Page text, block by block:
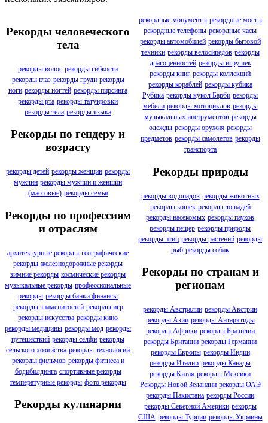
Рекорды человеческого
тела
рекорды волос рекорды гибкости
рекорды глаз рекорды груди рекорды
ноги рекорды ногтей рекорды пирсинга
рекорды рта рекорды татуировки
рекорды тела рекорды языка
Рекорды по гендеру и
возрасту
рекорды детей рекорды женщин рекорды
мужчин рекорды мужчин и женщин
(массовые) рекорды семья
Рекорды по профессиям
и отраслям
архитектурные рекорды географические
рекорды железнодорожные рекорды
зимние рекорды космические рекорды
музыкальные рекорды профессиональные
рекорды рекорды банки финансы
рекорды знаменитостей рекорды игр
рекорды искусства рекорды кино
рекорды медицины рекорды мод рекорды
путешествий рекорды селфи рекорды
сельского хозяйства рекорды технологий
рекорды фильмов рекорды фитнеса и
бодибилдинга спортивные рекорды
температурные рекорды фото рекорды
Рекорды кулинарии
рекордные монументы рекордные мосты
рекордные телефоны рекордные часы
рекорды автомобилей рекорды бытовой
техники рекорды велосипедов рекорды
драгоценностей рекорды игрушек
рекорды книг рекорды коллекций
рекорды кораблей рекорды кубика
Рубика рекорды кукол Барби рекорды
мебели рекорды мотоциклов рекорды
музыкальных инструментов рекорды
одежды рекорды оружия рекорды
предметов рекорды самолетов рекорды
транспорта
Рекорды природы
рекорды водопадов рекорды животных
рекорды кошек рекорды лошадей
рекорды насекомых рекорды пауков
рекорды пещер рекорды природы
рекорды птиц рекорды растений рекорды
рыб рекорды собак
Рекорды по странам и
регионам
рекорды Австралии рекорды Австрии
рекорды Азии рекорды Антарктиды
рекорды Африки рекорды Бразилии
рекорды Британии рекорды Германии
рекорды Европы рекорды Индии
рекорды Италии рекорды Канады
рекорды Китая рекорды Мексики
Рекорды Новой Зеландии рекорды ОАЭ
рекорды Пакистана рекорды России
рекорды Северной Америки рекорды
США рекорды Турции рекорды Украины